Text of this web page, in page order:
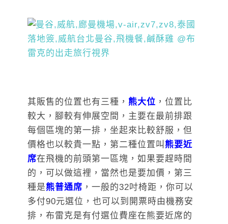
其販售的位置也有三種， 熊大位 ，位置比
較大，腳較有伸展空間，主要在最前排跟
每個區塊的第一排，坐起來比較舒服，但
價格也以較貴一點，第二種位置叫 熊要近
席在飛機的前頭第一區塊，如果要趕時間
的，可以做這裡，當然也是要加價，第三
種是熊普通席 ，一般的32吋椅距，你可以
多付90元選位，也可以到開票時由機務安
排，布雷克是有付選位費座在熊要近席的